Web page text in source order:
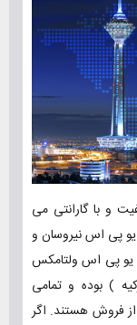
و با گارانتی می
پی اس نیروسان و
پی اس ولتامکس
) بوده و تمامی
فروش هستند. اگر